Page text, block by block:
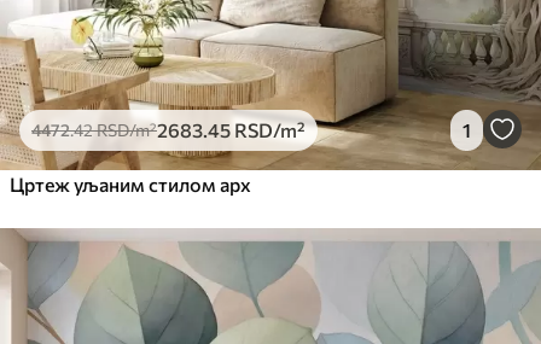
4472.42RSD/m²2683.45 RSD/m² 1
Цртеж уљаним стилом арх